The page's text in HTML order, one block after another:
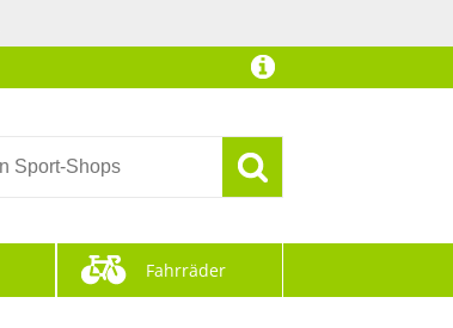
Fahrräder